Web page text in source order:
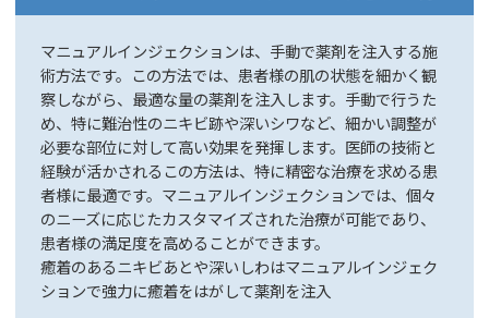
マニュアルインジェクションは、手動で薬剤を注入する施
術方法です。この方法では、患者様の肌の状態を細かく観
察しながら、最適な量の薬剤を注入します。手動で行うた
め、特に難治性のニキビ跡や深いシワなど、細かい調整が
必要な部位に対して高い効果を発揮します。医師の技術と
経験が活かされるこの方法は、特に精密な治療を求める患
者様に最適です。マニュアルインジェクションでは、個々
のニーズに応じたカスタマイズされた治療が可能であり、
患者様の満足度を高めることができます。
癒着のあるニキビあとや深いしわはマニュアルインジェク
ションで強力に癒着をはがして薬剤を注入